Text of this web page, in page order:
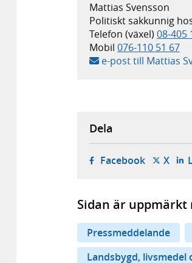
Mattias Svensson
Politiskt sakkunnig
Telefon (växel) 08-405
Mobil 076-110 51 67
e-post till Mattias
Dela
Facebook- öppnas
X-
Sidan är
Pressmeddelande
Landsbygd, livsmedel